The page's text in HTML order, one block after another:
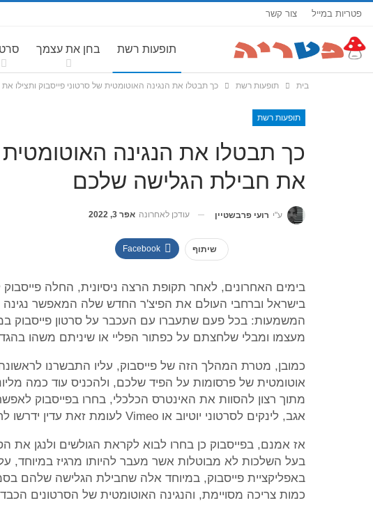
פטריות במייל צור קשר
תופעות רשת בחן את עצמך
בית תופעות רשת כך תבטלו את הנגינה האוטומטית של סרטוני פייסבוק ותצילו
תופעות רשת
כך תבטלו את הנגינה האוטומטית
את חבילת הגלישה שלכם
ע"י רועי פרבשטיין עודכן לאחרונה אפר 3, 2022
שיתוף Facebook
בימים האחרונים, לאחר תקופת הרצה ניסיונית, החלה
בישראל וברחבי העולם את הפיצ'ר החדש שלה המאפשר נגינה
המשמעות: בכל פעם שתעברו עם העכבר על סרטון פייסבוק
מעצמו ומבלי שלחצתם על כפתור הפליי או שיניתם משהו
אוטומטית של פרסומות על הפיד שלכם, ולהכניס עוד כמה
מתוך רצון להסוות את האינטרס הכלכלי, בחרו בפייסבוק
אגב, לינקים לסרטוני יוטיוב או Vimeo לעומת זאת עדין ידרשו לחיצה על Play בכדי לפעול.
בעל השלכות לא מבוטלות אשר מעבר להיותו מרגיז במיוחד,
באפליקציית פייסבוק, במיוחד אלה שחבילת הגלישה שלהם
כמות צריכה מסויימת, והנגינה האוטומטית של הסרטונים